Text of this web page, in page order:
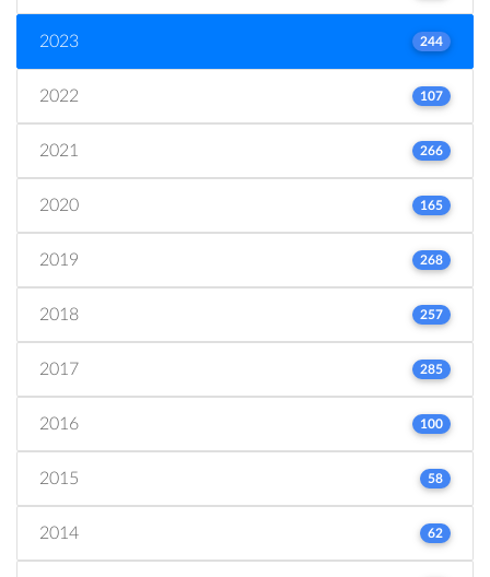
2023 244
2022 107
2021 266
2020 165
2019 268
2018 257
2017 285
2016 100
2015 58
2014 62